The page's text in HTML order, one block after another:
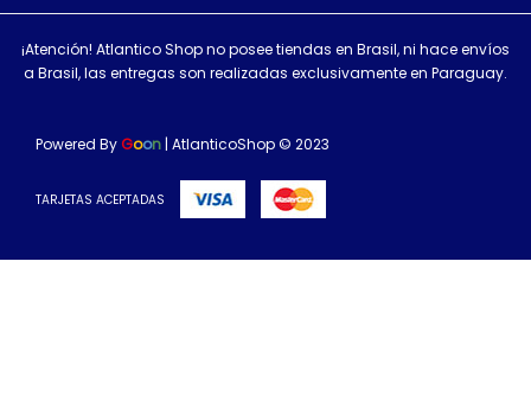
¡Atención! Atlantico Shop no posee tiendas en Brasil, ni hace envíos
a Brasil, las entregas son realizadas exclusivamente en Paraguay.
Powered By Goon | AtlanticoShop © 2023
TARJETAS ACEPTADAS